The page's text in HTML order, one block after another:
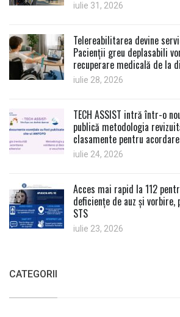
iulie 31, 2026
Telereabilitarea devine
Pacienții greu deplasabili
recuperare medicală de la
iulie 28, 2026
TECH ASSIST intră într-o
publică metodologia
clasamente pentru
iulie 24, 2026
Acces mai rapid la 112
deficiențe de auz și
STS
iulie 23, 2026
CATEGORII